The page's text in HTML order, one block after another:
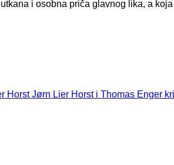
i osobna priča glavnog lika, a
HorstJørn Lier Horst i Thomas Enger